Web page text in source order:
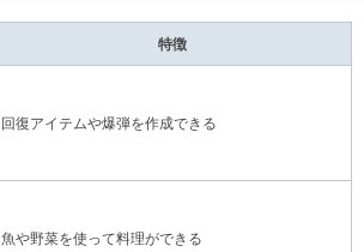
特徴
回復アイテムや爆弾を作成できる
魚や野菜を使って料理ができる